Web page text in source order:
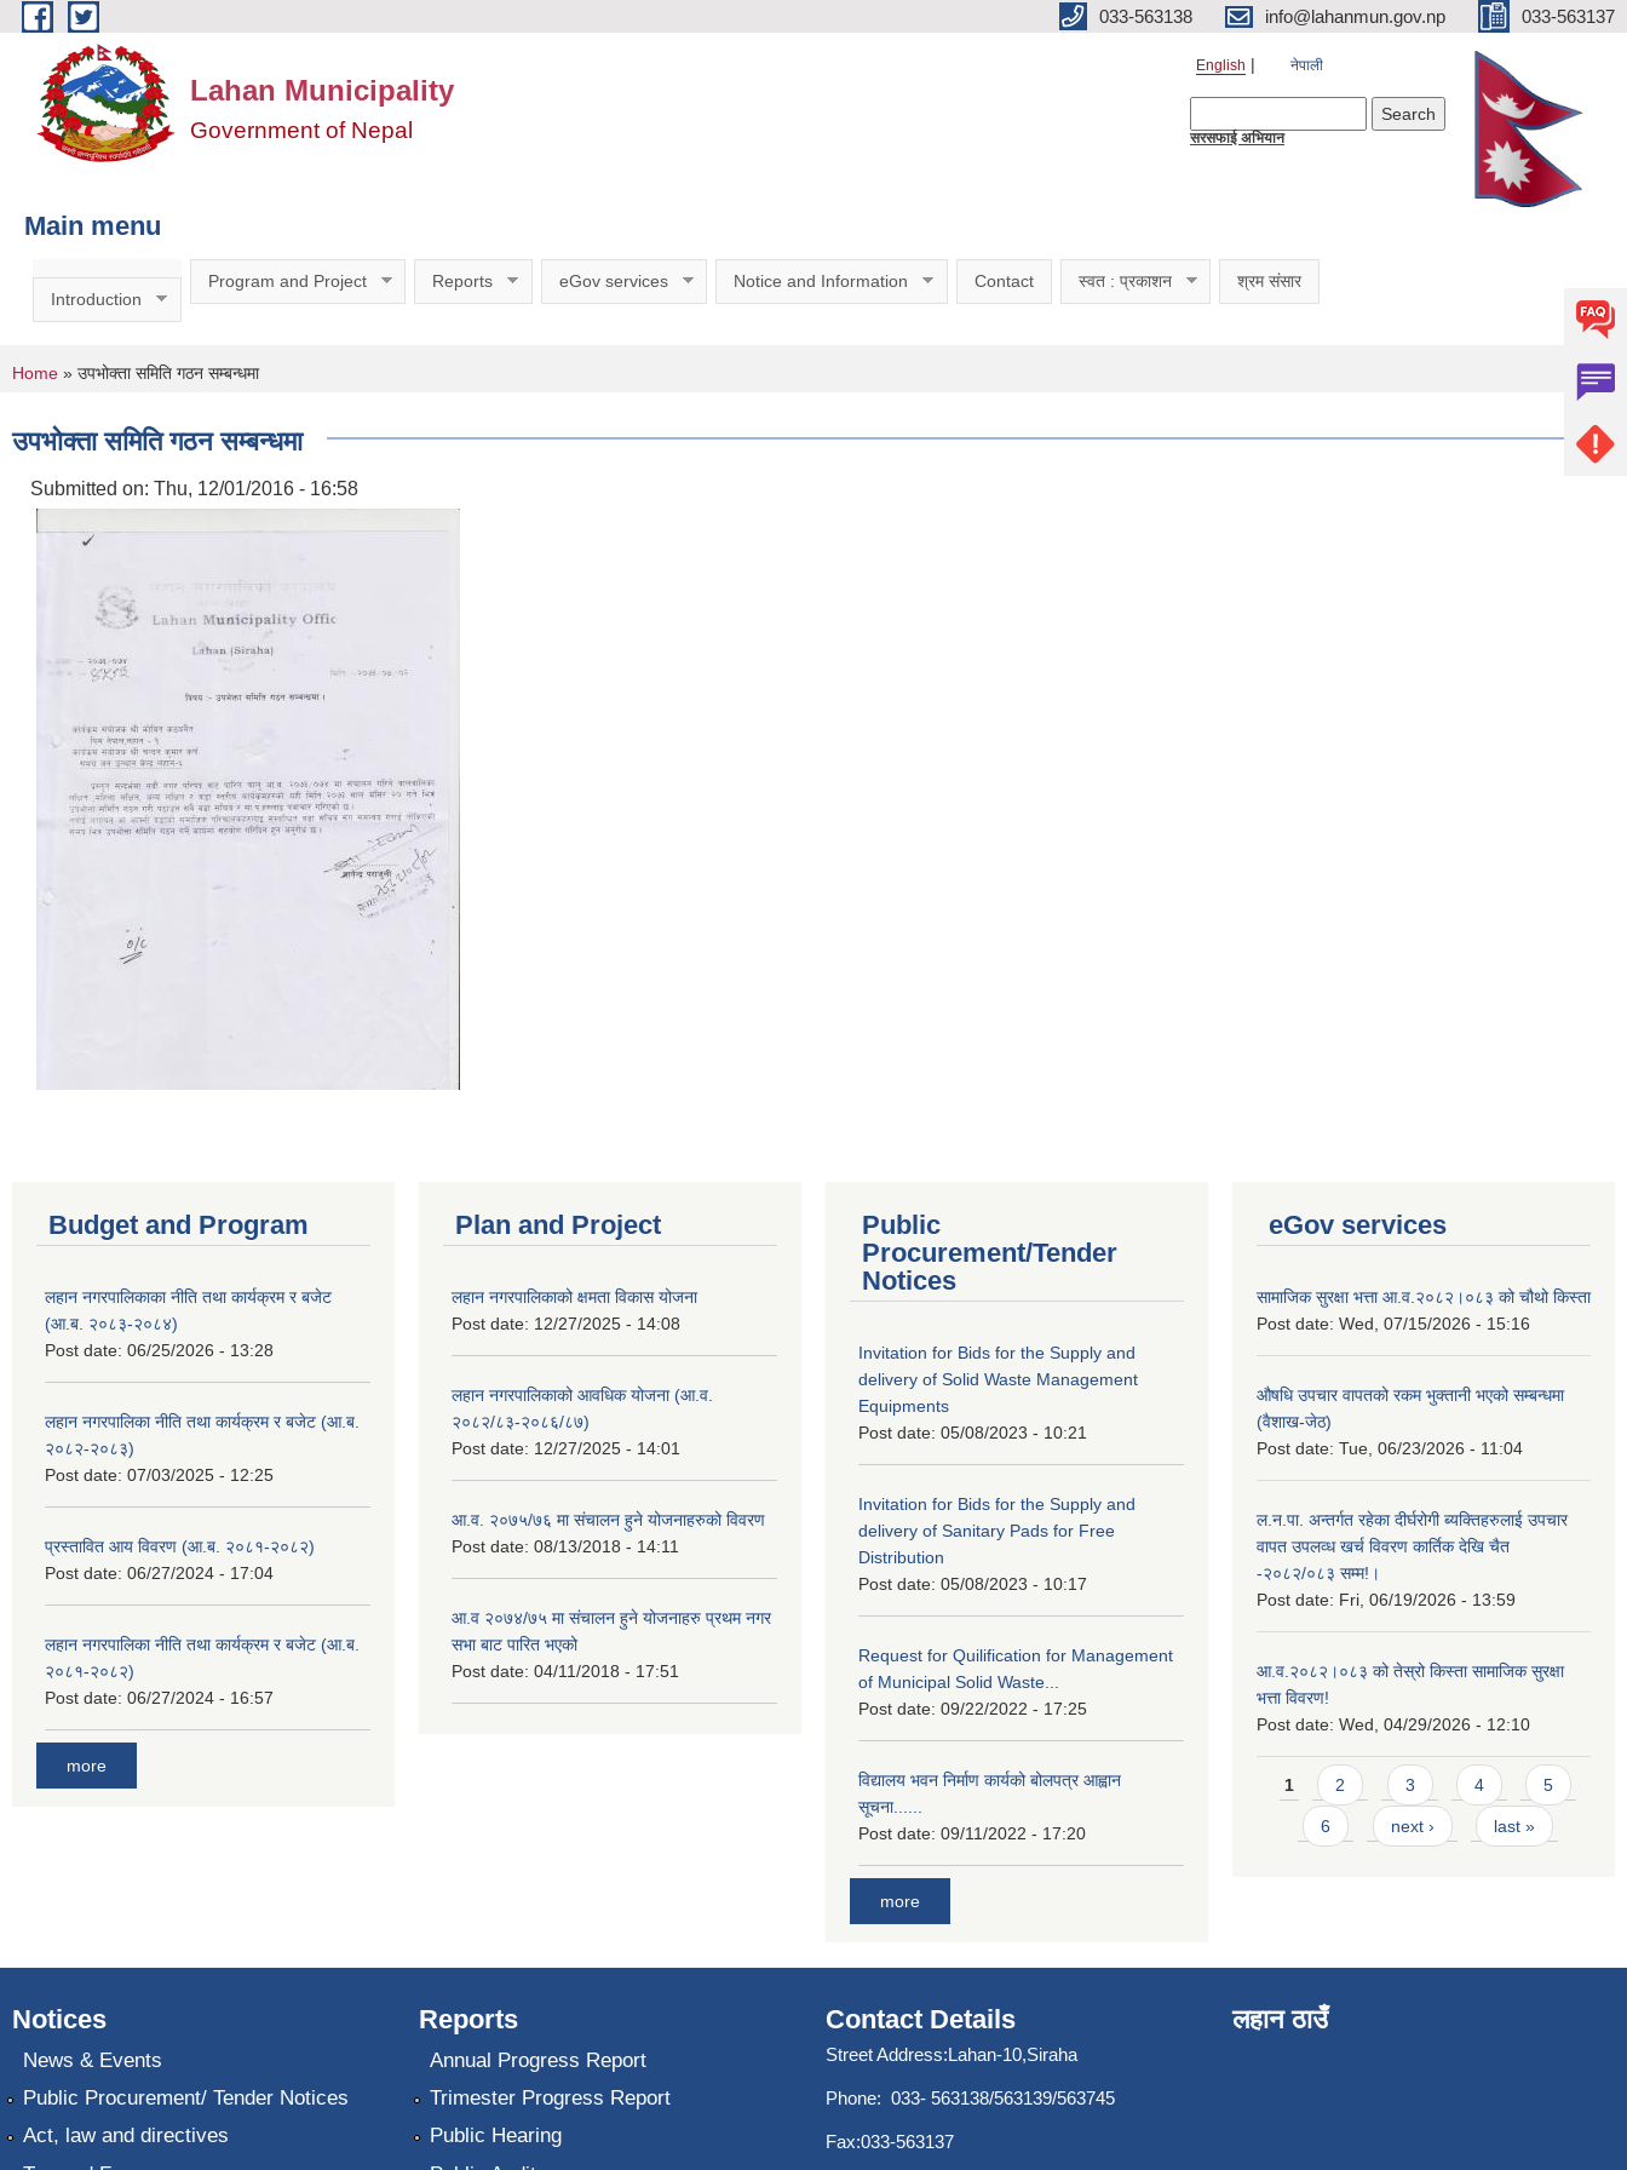
Skip to main content 033-563138 info@lahanmun.gov.np 033-563137
Lahan Municipality
Government of Nepal
English नेपाली
सरसफाई अभियान
Main menu
Introduction
Program and Project Reports eGov services Notice and Information Contact स्वत : प्रकाशन श्रम संसार
You are here
Home » उपभोक्ता समिति गठन सम्बन्धमा
उपभोक्ता समिति गठन सम्बन्धमा
Submitted on: Thu, 12/01/2016 - 16:58
Budget and Program
लहान नगरपालिकाका नीति तथा कार्यक्रम र बजेट
(आ.ब. २०८३-२०८४)
Post date: 06/25/2026 - 13:28
लहान नगरपालिका नीति तथा कार्यक्रम र बजेट (आ.ब.
२०८२-२०८३)
Post date: 07/03/2025 - 12:25
प्रस्तावित आय विवरण (आ.ब. २०८१-२०८२)
Post date: 06/27/2024 - 17:04
लहान नगरपालिका नीति तथा कार्यक्रम र बजेट (आ.ब.
२०८१-२०८२)
Post date: 06/27/2024 - 16:57
more
Plan and Project
लहान नगरपालिकाको क्षमता विकास योजना
Post date: 12/27/2025 - 14:08
लहान नगरपालिकाको आवधिक योजना (आ.व.
२०८२/८३-२०८६/८७)
Post date: 12/27/2025 - 14:01
आ.व. २०७५/७६ मा संचालन हुने योजनाहरुको विवरण
Post date: 08/13/2018 - 14:11
आ.व २०७४/७५ मा संचालन हुने योजनाहरु प्रथम नगर
सभा बाट पारित भएको
Post date: 04/11/2018 - 17:51
Public
Procurement/Tender
Notices
Invitation for Bids for the Supply and
delivery of Solid Waste Management
Equipments
Post date: 05/08/2023 - 10:21
Invitation for Bids for the Supply and
delivery of Sanitary Pads for Free
Distribution
Post date: 05/08/2023 - 10:17
Request for Quilification for Management
of Municipal Solid Waste...
Post date: 09/22/2022 - 17:25
विद्यालय भवन निर्माण कार्यको बोलपत्र आह्वान
सूचना......
Post date: 09/11/2022 - 17:20
more
eGov services
सामाजिक सुरक्षा भत्ता आ.व.२०८२।०८३ को चौथो किस्ता
Post date: Wed, 07/15/2026 - 15:16
औषधि उपचार वापतको रकम भुक्तानी भएको सम्बन्धमा
(वैशाख-जेठ)
Post date: Tue, 06/23/2026 - 11:04
ल.न.पा. अन्तर्गत रहेका दीर्घरोगी ब्यक्तिहरुलाई उपचार
वापत उपलव्ध खर्च विवरण कार्तिक देखि चैत
-२०८२/०८३ सम्म!।
Post date: Fri, 06/19/2026 - 13:59
आ.व.२०८२।०८३ को तेस्रो किस्ता सामाजिक सुरक्षा
भत्ता विवरण!
Post date: Wed, 04/29/2026 - 12:10
Pages
1 2 3 4 5
6 next › last »
Notices
News & Events
Public Procurement/ Tender Notices
Act, law and directives
Reports
Annual Progress Report
Trimester Progress Report
Public Hearing
Contact Details
Street Address:Lahan-10,Siraha
Phone: 033- 563138/563139/563745
Fax:033-563137
लहान ठाउँ